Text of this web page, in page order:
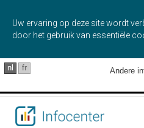
Uw ervaring op deze site wordt
door het gebruik van essentiële
nl fr
Andere